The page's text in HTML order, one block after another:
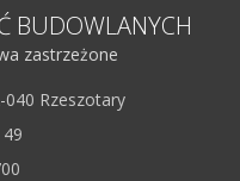
BUDOWLANYCH
zastrzeżone
040 Rzeszotary